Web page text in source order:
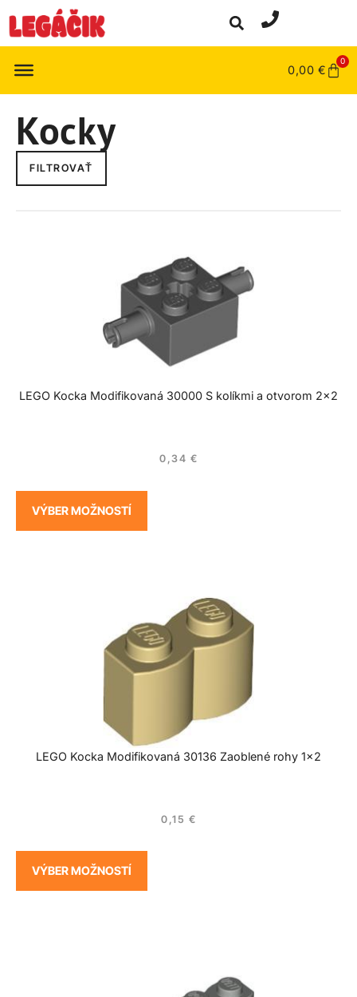
0,00 €
0
Kocky
FILTROVAŤ
LEGO Kocka Modifikovaná 30000 S kolíkmi a otvorom 2×2
0,34 €
VÝBER MOŽNOSTÍ
LEGO Kocka Modifikovaná 30136 Zaoblené rohy 1×2
0,15 €
VÝBER MOŽNOSTÍ